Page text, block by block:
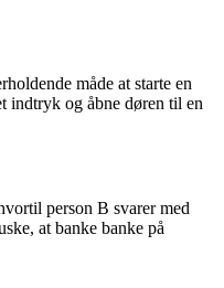
måde at starte en
indtryk og åbne døren til en
person B svarer med
at banke banke på